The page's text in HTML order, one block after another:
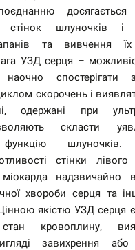
досягається
стінок шлуночків і
та вивчення їх
УЗД серця –
наочно спостерігати
скорочень і
одержані при
скласти
функцію шлуночків.
стінки
надзвичайно
хвороби серця та
якістю УЗД серця
стан кровоплину,
завихрення або